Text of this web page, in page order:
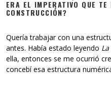
ERA EL IMPERATIVO QUE
CONSTRUCCIÓN?
Quería trabajar con una
antes. Había estado leyendo
ella, entonces se me ocurrió
concebí esa estructura